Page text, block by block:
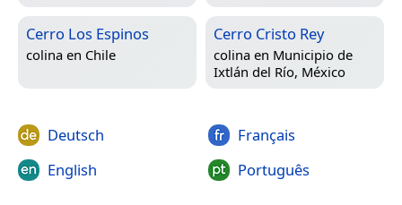
Cerro Los Espinos
colina en Chile
Cerro Cristo Rey
colina en Municipio de
Ixtlán del Río, México
Deutsch
English
Français
Português